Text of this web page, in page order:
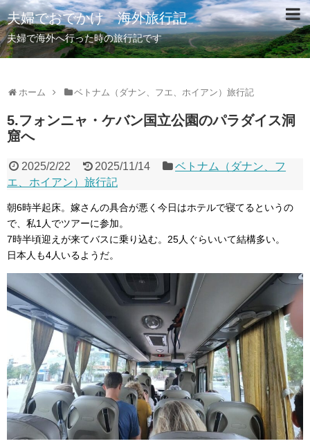
夫婦でおでかけ 海外旅行記
夫婦で海外へ行った時の旅行記です
ホーム ベトナム（ダナン、フエ、ホイアン）旅行記
5.フォンニャ・ケバン国立公園のパラダイス洞
窟へ
2025/2/22 2025/11/14
ベトナム（ダナン、フ
エ、ホイアン）旅行記
朝6時半起床。嫁さんの具合が悪く今日はホテルで寝てるというの
で、私1人でツアーに参加。
7時半頃迎えが来てバスに乗り込む。25人ぐらいいて結構多い。
日本人も4人いるようだ。